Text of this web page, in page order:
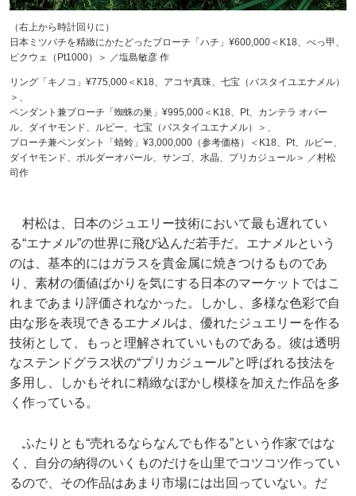
（右上から時計回りに）
日本ミツバチを精緻にかたどったブローチ「ハチ」¥600,000＜K18、べっ甲、
ピクウェ（Pt1000）＞ ／塩島敏彦 作
リング「キノコ」¥775,000＜K18、アコヤ真珠、七宝（バスタイユエナメル）
＞、
ペンダント兼ブローチ「蜘蛛の巣」¥995,000＜K18、Pt、カンテラ オパー
ル、ダイヤモンド、ルビー、七宝（バスタイユエナメル）＞、
ブローチ兼ペンダント「蜻蛉」¥3,000,000（参考価格）＜K18、Pt、ルビー、
ダイヤモンド、ボルダーオパール、サンゴ、水晶、プリカジュール＞ ／村松
司作
村松は、日本のジュエリー技術において最も遅れてい
る“エナメル”の世界に飛び込んだ若手だ。エナメルという
のは、基本的にはガラスを貴金属に焼きつけるものであ
り、素材の価値ばかりを気にする日本のマーケットではこ
れまであまり評価されなかった。しかし、多様な色彩で自
由な形を表現できるエナメルは、優れたジュエリーを作る
技術として、もっと理解されていいものである。彼は透明
なステンドグラス状の“プリカジュール”と呼ばれる技法を
多用し、しかもそれに精緻なぼかし模様を加えた作品を多
く作っている。
ふたりとも“売れるならなんでも作る”という作家ではな
く、自分の納得のいくものだけを山里でコツコツ作ってい
るので、その作品はあまり市場には出回っていない。だ